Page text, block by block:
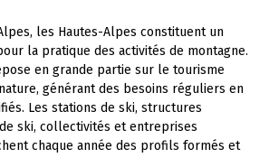
les Hautes-Alpes constituent un
la pratique des activités de montagne.
en grande partie sur le tourisme
générant des besoins réguliers en
Les stations de ski, structures
ski, collectivités et entreprises
chaque année des profils formés et